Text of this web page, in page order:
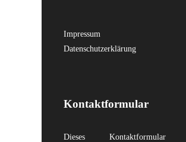
Impressum
Datenschutzerklärung
Kontaktformular
Dieses Kontaktformular